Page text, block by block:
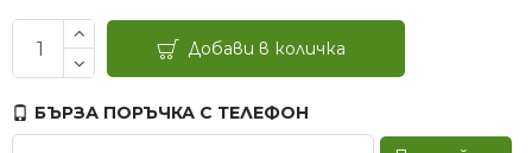
Добави в количка
БЪРЗА ПОРЪЧКА С ТЕЛЕФОН